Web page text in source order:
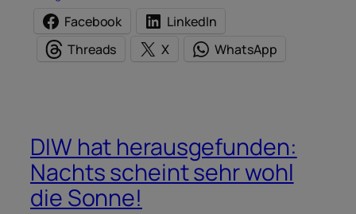
Facebook
LinkedIn
Threads
X WhatsApp
DIW hat herausgefunden:
Nachts scheint sehr wohl
die Sonne!